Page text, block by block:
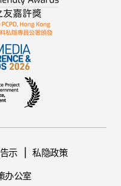
示
私隐政策
办公室